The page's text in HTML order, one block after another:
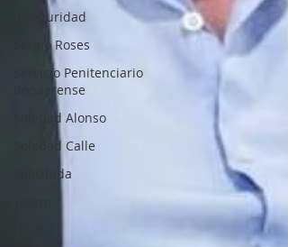
Inseguridad
Sergio Roses
Servicio Penitenciario
Bonaerense
Soledad Alonso
Soledad Calle
Solicitada